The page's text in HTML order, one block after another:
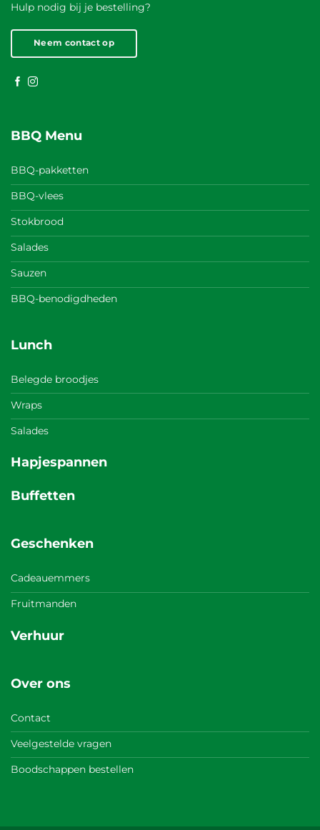
Hulp nodig bij je bestelling?
Neem contact op
BBQ Menu
BBQ-pakketten
BBQ-vlees
Stokbrood
Salades
Sauzen
BBQ-benodigdheden
Lunch
Belegde broodjes
Wraps
Salades
Hapjespannen
Buffetten
Geschenken
Cadeauemmers
Fruitmanden
Verhuur
Over ons
Contact
Veelgestelde vragen
Boodschappen bestellen